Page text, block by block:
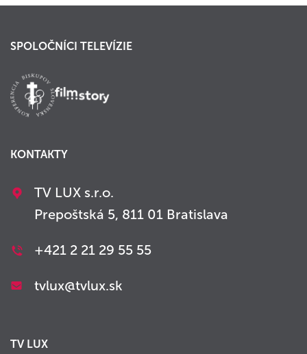
SPOLOČNÍCI TELEVÍZIE
KONTAKTY
TV LUX s.r.o.
Prepoštská 5, 811 01 Bratislava
+421 2 21 29 55 55
tvlux@tvlux.sk
TV LUX